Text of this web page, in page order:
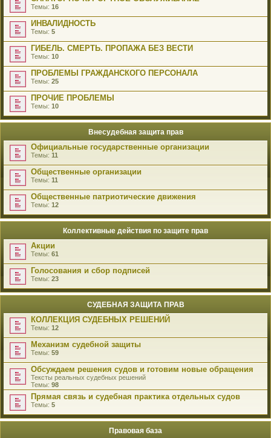
Темы: 16
ИНВАЛИДНОСТЬ
Темы: 5
ГИБЕЛЬ. СМЕРТЬ. ПРОПАЖА БЕЗ ВЕСТИ
Темы: 10
ПРОБЛЕМЫ ГРАЖДАНСКОГО ПЕРСОНАЛА
Темы: 25
ПРОЧИЕ ПРОБЛЕМЫ
Темы: 10
Внесудебная защита прав
Официальные государственные организации
Темы: 11
Общественные организации
Темы: 11
Общественные патриотические движения
Темы: 12
Коллективные действия по защите прав
Акции
Темы: 61
Голосования и сбор подписей
Темы: 23
СУДЕБНАЯ ЗАЩИТА ПРАВ
КОЛЛЕКЦИЯ СУДЕБНЫХ РЕШЕНИЙ
Темы: 12
Механизм судебной защиты
Темы: 59
Обсуждаем решения судов и готовим новые обращения
Тексты реальных судебных решений
Темы: 98
Прямая связь и судебная практика отдельных судов
Темы: 5
Правовая база